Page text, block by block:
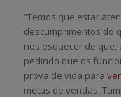
“Temos que estar
descumprimentos do
nos esquecer de que,
pedindo que os
prova de vida para
metas de vendas.